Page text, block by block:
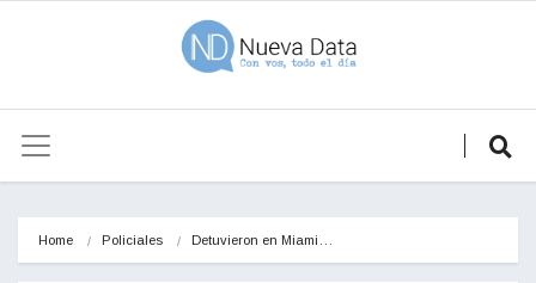
Home Policiales Detuvieron en Miami…